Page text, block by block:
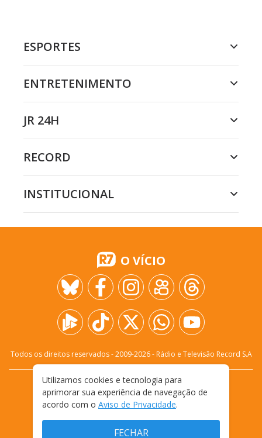
ESPORTES
ENTRETENIMENTO
JR 24H
RECORD
INSTITUCIONAL
O VÍCIO
Todos os direitos reservados - 2009-2026- Rádio e Televisão Record S.A
FALE CONOSCO
PRIVACIDADE
TERMOS E CONDIÇÕES DE USO
Utilizamos cookies e tecnologia para
aprimorar sua experiência de navegação de
acordo com o Aviso de Privacidade.
FECHAR